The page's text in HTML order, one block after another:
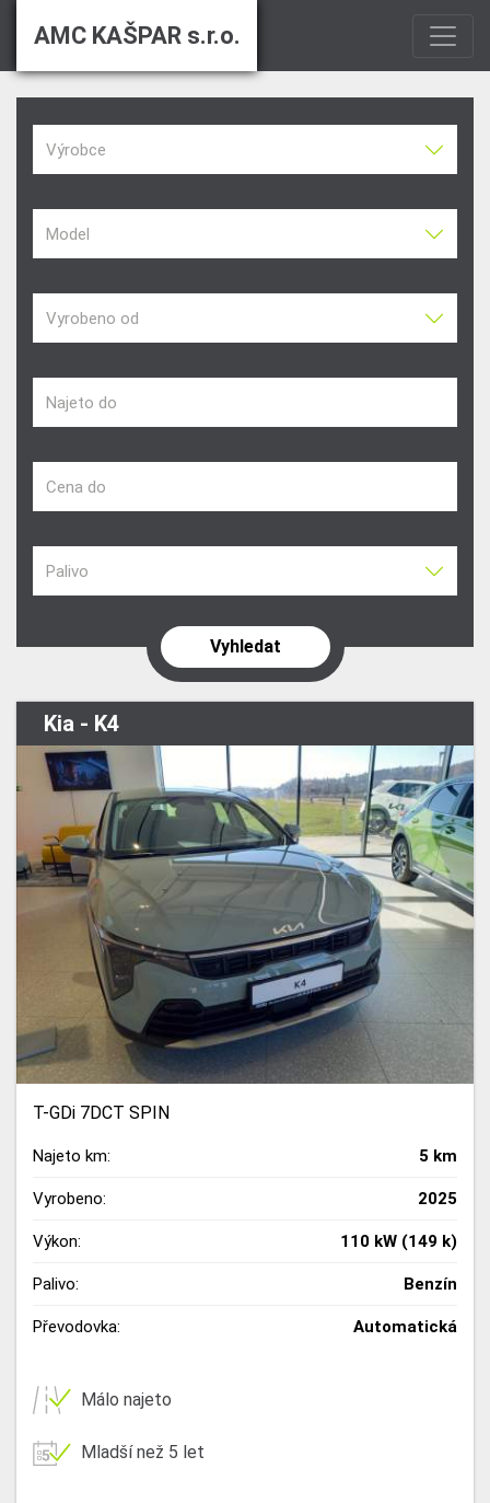
AMC KAŠPAR s.r.o.
Výrobce
Model
Vyrobeno od
Najeto do
Cena do
Palivo
Kia - K4
T-GDi 7DCT SPIN
Najeto km: 5 km
Vyrobeno: 2025
Výkon: 110 kW (149 k)
Palivo: Benzín
Převodovka: Automatická
Málo najeto
Mladší než 5 let